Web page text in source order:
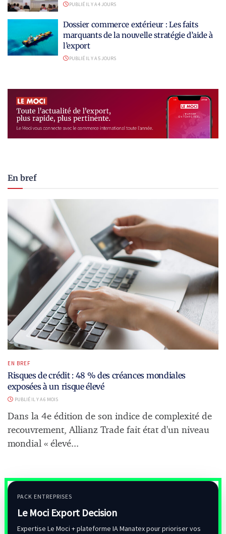
PUBLIÉ IL Y A 4 JOURS
Dossier commerce extérieur : Les faits
marquants de la nouvelle stratégie d’aide à
l’export
PUBLIÉ IL Y A 5 JOURS
En bref
EN BREF
Risques de crédit : 48 % des créances mondiales
exposées à un risque élevé
PUBLIÉ IL Y A 6 MOIS
Dans la 4e édition de son indice de complexité de
recouvrement, Allianz Trade fait état d'un niveau
mondial « élevé...
PACK ENTREPRISES
Le Moci Export Decision
Expertise Le Moci + plateforme IA Manatex pour prioriser vos